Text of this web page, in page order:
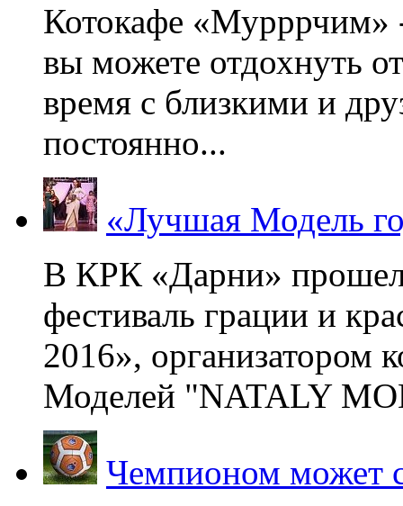
Котокафе «Мурррчим»
вы можете отдохнуть
время с близкими и
постоянно...
«Лучшая Модель
В КРК «Дарни»
фестиваль грации и
2016», организатором
Моделей "NATALY
Чемпионом может